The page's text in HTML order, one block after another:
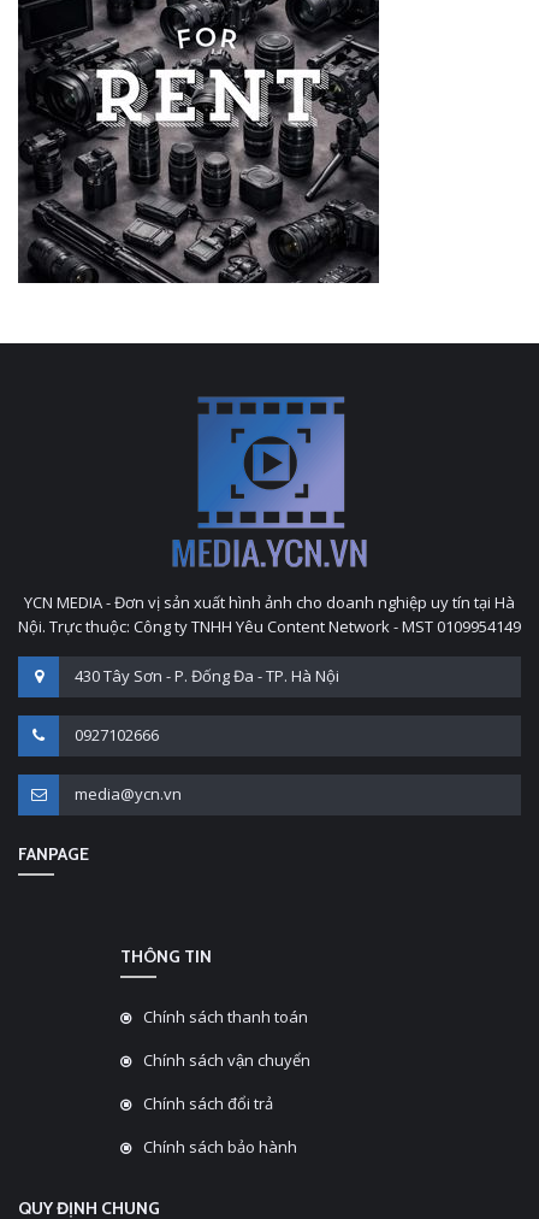
YCN MEDIA - Đơn vị sản xuất hình ảnh cho doanh nghiệp uy tín tại Hà
Nội. Trực thuộc: Công ty TNHH Yêu Content Network - MST 0109954149
430 Tây Sơn - P. Đống Đa - TP. Hà Nội
0927102666
media@ycn.vn
FANPAGE
THÔNG TIN
Chính sách thanh toán
Chính sách vận chuyển
Chính sách đổi trả
Chính sách bảo hành
QUY ĐỊNH CHUNG